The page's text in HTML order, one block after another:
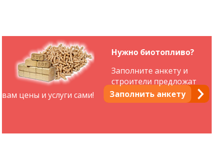
Нужно биотопливо?
Заполнить анкету
Заполните анкету и
строители предложат
вам цены и услуги сами!